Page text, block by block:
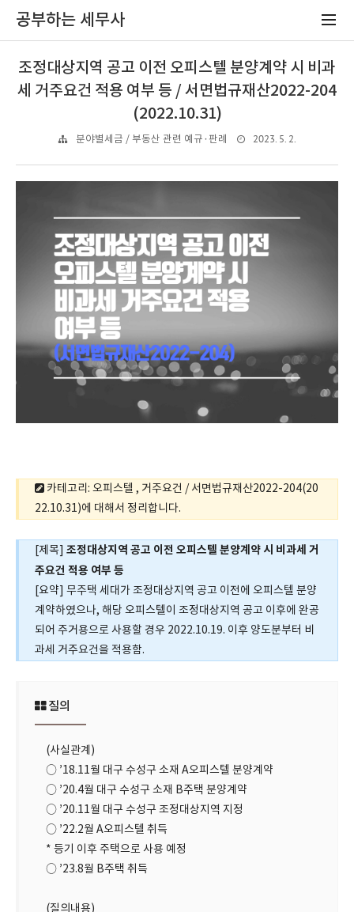
공부하는 세무사
조정대상지역 공고 이전 오피스텔 분양계약 시 비과
세 거주요건 적용 여부 등 / 서면법규재산2022-204
(2022.10.31)
분야별세금 / 부동산 관련 예규·판례 2023. 5. 2.
카테고리: 오피스텔 , 거주요건 / 서면법규재산2022-204(20
22.10.31)에 대해서 정리합니다.
[제목] 조정대상지역 공고 이전 오피스텔 분양계약 시 비과세 거
주요건 적용 여부 등
[요약] 무주택 세대가 조정대상지역 공고 이전에 오피스텔 분양
계약하였으나, 해당 오피스텔이 조정대상지역 공고 이후에 완공
되어 주거용으로 사용할 경우 2022.10.19. 이후 양도분부터 비
과세 거주요건을 적용함.
질의
(사실관계)
○ ’18.11월 대구 수성구 소재 A오피스텔 분양계약
○ ’20.4월 대구 수성구 소재 B주택 분양계약
○ ’20.11월 대구 수성구 조정대상지역 지정
○ ’22.2월 A오피스텔 취득
* 등기 이후 주택으로 사용 예정
○ ’23.8월 B주택 취득
(질의내용)